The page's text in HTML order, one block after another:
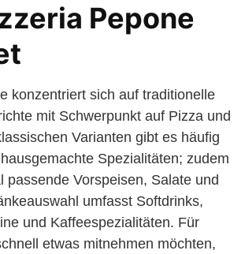
Pepone
konzentriert sich auf traditionelle
mit Schwerpunkt auf Pizza und
Varianten gibt es häufig
Spezialitäten; zudem
passende Vorspeisen, Salate und
umfasst Softdrinks,
und Kaffeespezialitäten. Für
etwas mitnehmen möchten,